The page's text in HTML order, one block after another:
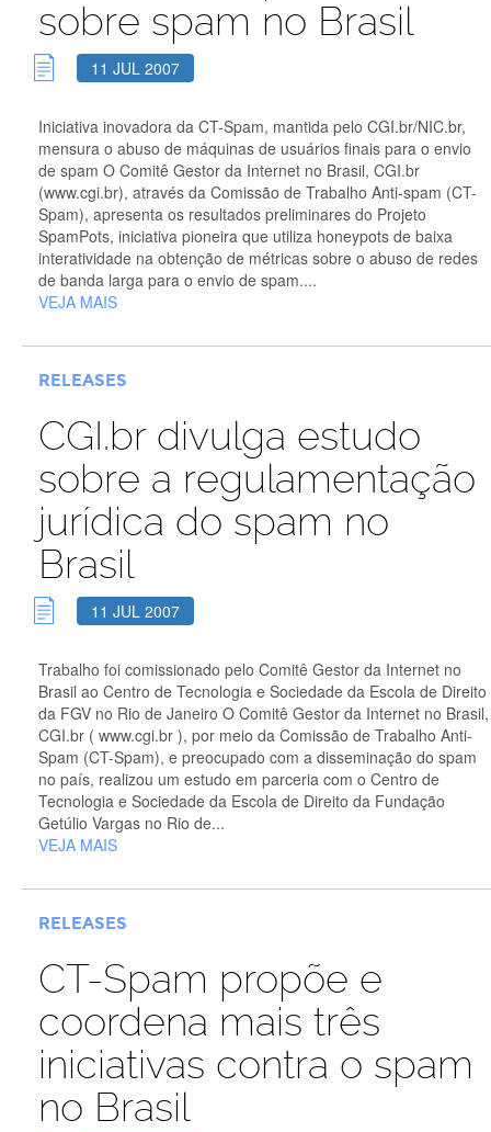
sobre spam no Brasil
11 JUL 2007
Iniciativa inovadora da CT-Spam, mantida pelo CGI.br/NIC.br,
mensura o abuso de máquinas de usuários finais para o envio
de spam O Comitê Gestor da Internet no Brasil, CGI.br
(www.cgi.br), através da Comissão de Trabalho Anti-spam (CT-
Spam), apresenta os resultados preliminares do Projeto
SpamPots, iniciativa pioneira que utiliza honeypots de baixa
interatividade na obtenção de métricas sobre o abuso de redes
de banda larga para o envio de spam....
VEJA MAIS
RELEASES
CGI.br divulga estudo
sobre a regulamentação
jurídica do spam no
Brasil
11 JUL 2007
Trabalho foi comissionado pelo Comitê Gestor da Internet no
Brasil ao Centro de Tecnologia e Sociedade da Escola de Direito
da FGV no Rio de Janeiro O Comitê Gestor da Internet no Brasil,
CGI.br ( www.cgi.br ), por meio da Comissão de Trabalho Anti-
Spam (CT-Spam), e preocupado com a disseminação do spam
no país, realizou um estudo em parceria com o Centro de
Tecnologia e Sociedade da Escola de Direito da Fundação
Getúlio Vargas no Rio de...
VEJA MAIS
RELEASES
CT-Spam propõe e
coordena mais três
iniciativas contra o spam
no Brasil